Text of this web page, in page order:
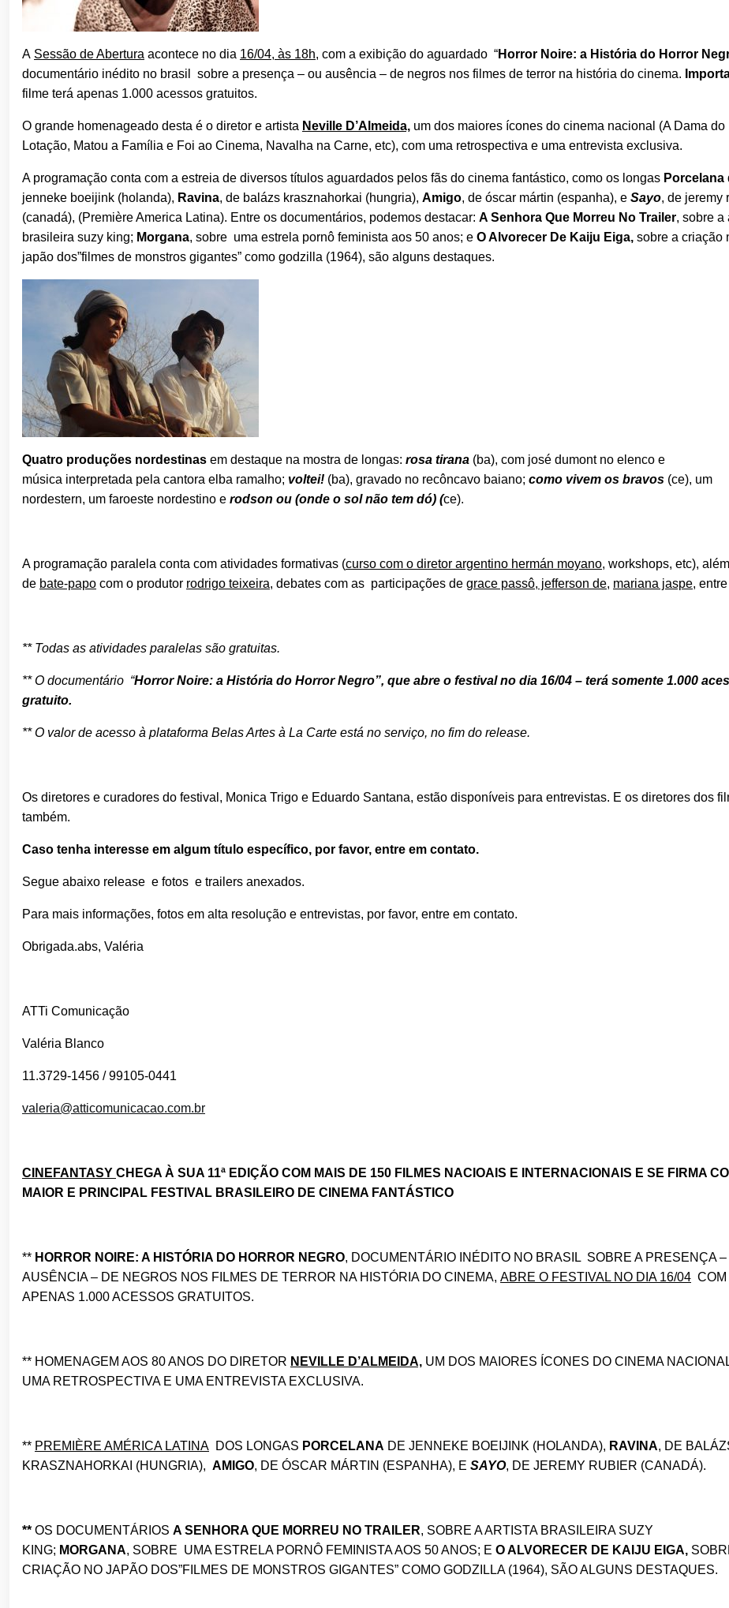
A Sessão de Abertura acontece no dia 16/04, às 18h, com a exibição do aguardado “Horror Noire: a História do Horror
documentário inédito no brasil sobre a presença – ou ausência – de negros nos filmes de terror na história do cinema.
filme terá apenas 1.000 acessos gratuitos.
O grande homenageado desta é o diretor e artista Neville D’Almeida, um dos maiores ícones do cinema nacional (A Dama do
Lotação, Matou a Família e Foi ao Cinema, Navalha na Carne, etc), com uma retrospectiva e uma entrevista exclusiva.
A programação conta com a estreia de diversos títulos aguardados pelos fãs do cinema fantástico, como os longas Porcelana
jenneke boeijink (holanda), Ravina, de balázs krasznahorkai (hungria), Amigo, de óscar mártin (espanha), e Sayo, de jeremy
(canadá), (Première America Latina). Entre os documentários, podemos destacar: A Senhora Que Morreu No Trailer, sobre a
brasileira suzy king; Morgana, sobre uma estrela pornô feminista aos 50 anos; e O Alvorecer De Kaiju Eiga, sobre a criação
japão dos”filmes de monstros gigantes” como godzilla (1964), são alguns destaques.
Quatro produções nordestinas em destaque na mostra de longas: rosa tirana (ba), com josé dumont no elenco e
música interpretada pela cantora elba ramalho; voltei! (ba), gravado no recôncavo baiano; como vivem os bravos (ce), um
nordestern, um faroeste nordestino e rodson ou (onde o sol não tem dó) (ce).
A programação paralela conta com atividades formativas (curso com o diretor argentino hermán moyano, workshops, etc), além
de bate-papo com o produtor rodrigo teixeira, debates com as participações de grace passô, jefferson de, mariana jaspe,
** Todas as atividades paralelas são gratuitas.
** O documentário “Horror Noire: a História do Horror Negro”, que abre o festival no dia 16/04 – terá somente 1.000
gratuito.
** O valor de acesso à plataforma Belas Artes à La Carte está no serviço, no fim do release.
Os diretores e curadores do festival, Monica Trigo e Eduardo Santana, estão disponíveis para entrevistas. E os diretores dos
também.
Caso tenha interesse em algum título específico, por favor, entre em contato.
Segue abaixo release e fotos e trailers anexados.
Para mais informações, fotos em alta resolução e entrevistas, por favor, entre em contato.
Obrigada.abs, Valéria
ATTi Comunicação
Valéria Blanco
11.3729-1456 / 99105-0441
valeria@atticomunicacao.com.br
CINEFANTASY CHEGA À SUA 11ª EDIÇÃO COM MAIS DE 150 FILMES NACIOAIS E INTERNACIONAIS E SE FIRMA
MAIOR E PRINCIPAL FESTIVAL BRASILEIRO DE CINEMA FANTÁSTICO
** HORROR NOIRE: A HISTÓRIA DO HORROR NEGRO, DOCUMENTÁRIO INÉDITO NO BRASIL SOBRE A PRESENÇA –
AUSÊNCIA – DE NEGROS NOS FILMES DE TERROR NA HISTÓRIA DO CINEMA, ABRE O FESTIVAL NO DIA 16/04 COM
APENAS 1.000 ACESSOS GRATUITOS.
** HOMENAGEM AOS 80 ANOS DO DIRETOR NEVILLE D’ALMEIDA, UM DOS MAIORES ÍCONES DO CINEMA
UMA RETROSPECTIVA E UMA ENTREVISTA EXCLUSIVA.
** PREMIÈRE AMÉRICA LATINA DOS LONGAS PORCELANA DE JENNEKE BOEIJINK (HOLANDA), RAVINA, DE
KRASZNAHORKAI (HUNGRIA), AMIGO, DE ÓSCAR MÁRTIN (ESPANHA), E SAYO, DE JEREMY RUBIER (CANADÁ).
** OS DOCUMENTÁRIOS A SENHORA QUE MORREU NO TRAILER, SOBRE A ARTISTA BRASILEIRA SUZY
KING; MORGANA, SOBRE UMA ESTRELA PORNÔ FEMINISTA AOS 50 ANOS; E O ALVORECER DE KAIJU EIGA,
CRIAÇÃO NO JAPÃO DOS”FILMES DE MONSTROS GIGANTES” COMO GODZILLA (1964), SÃO ALGUNS DESTAQUES.